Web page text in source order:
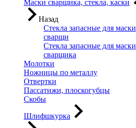
Маски сварщика, стекла, каски
Назад
Стекла запасные для маски
сварщи
Стекла запасные для маски
сварщика
Молотки
Ножницы по металлу
Отвертки
Пассатижи, плоскогубцы
Скобы
Шлифшкурка